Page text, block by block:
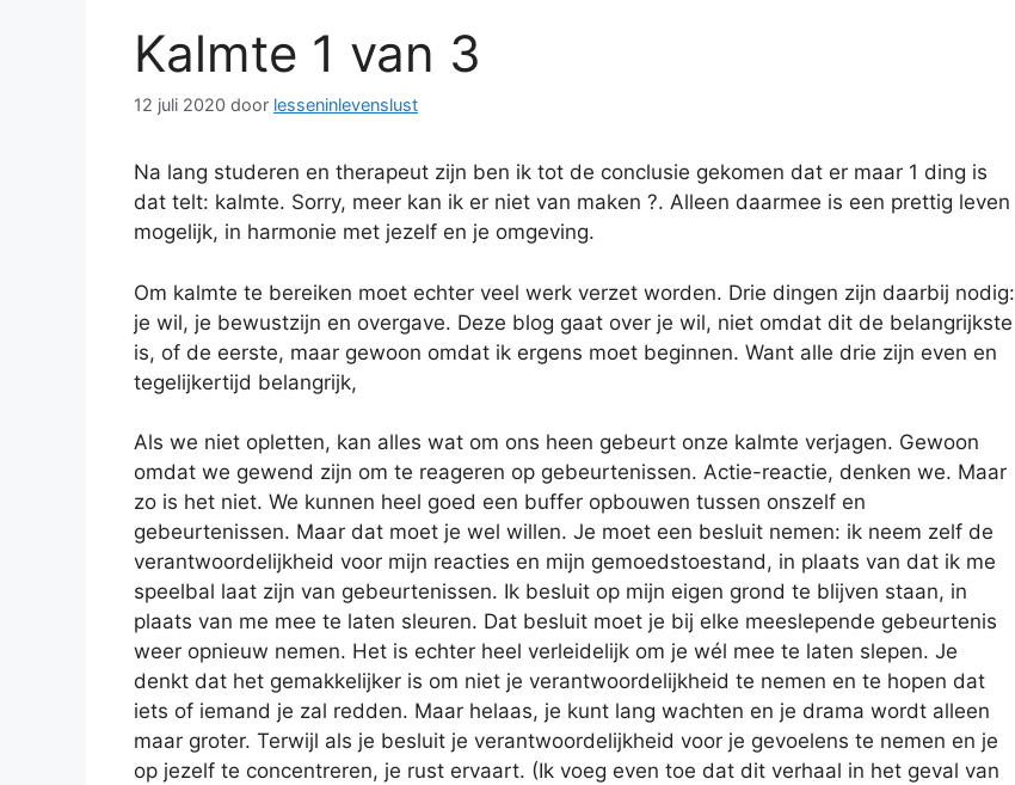
Kalmte 1 van 3
12 juli 2020 door lesseninlevenslust
Na lang studeren en therapeut zijn ben ik tot de conclusie gekomen dat er maar 1 ding is
dat telt: kalmte. Sorry, meer kan ik er niet van maken ?. Alleen daarmee is een prettig leven
mogelijk, in harmonie met jezelf en je omgeving.
Om kalmte te bereiken moet echter veel werk verzet worden. Drie dingen zijn daarbij nodig:
je wil, je bewustzijn en overgave. Deze blog gaat over je wil, niet omdat dit de belangrijkste
is, of de eerste, maar gewoon omdat ik ergens moet beginnen. Want alle drie zijn even en
tegelijkertijd belangrijk,
Als we niet opletten, kan alles wat om ons heen gebeurt onze kalmte verjagen. Gewoon
omdat we gewend zijn om te reageren op gebeurtenissen. Actie-reactie, denken we. Maar
zo is het niet. We kunnen heel goed een buffer opbouwen tussen onszelf en
gebeurtenissen. Maar dat moet je wel willen. Je moet een besluit nemen: ik neem zelf de
verantwoordelijkheid voor mijn reacties en mijn gemoedstoestand, in plaats van dat ik me
speelbal laat zijn van gebeurtenissen. Ik besluit op mijn eigen grond te blijven staan, in
plaats van me mee te laten sleuren. Dat besluit moet je bij elke meeslepende gebeurtenis
weer opnieuw nemen. Het is echter heel verleidelijk om je wél mee te laten slepen. Je
denkt dat het gemakkelijker is om niet je verantwoordelijkheid te nemen en te hopen dat
iets of iemand je zal redden. Maar helaas, je kunt lang wachten en je drama wordt alleen
maar groter. Terwijl als je besluit je verantwoordelijkheid voor je gevoelens te nemen en je
op jezelf te concentreren, je rust ervaart. (Ik voeg even toe dat dit verhaal in het geval van